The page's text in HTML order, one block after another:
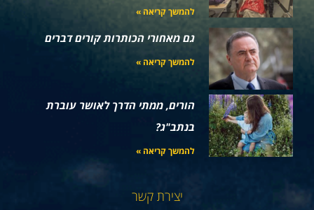
להמשך קריאה »
גם מאחורי הכותרות קורים דברים
להמשך קריאה »
הורים, ממתי הדרך לאושר עוברת
בנתב"ג?
להמשך קריאה »
יצירת קשר